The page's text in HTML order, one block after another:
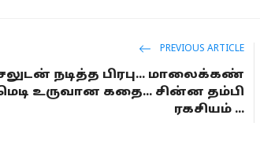
PREVIOUS ARTICLE
நடித்த பிரபு... மாலைக்கண்
உருவான கதை... சின்ன தம்பி
ரகசியம் ...